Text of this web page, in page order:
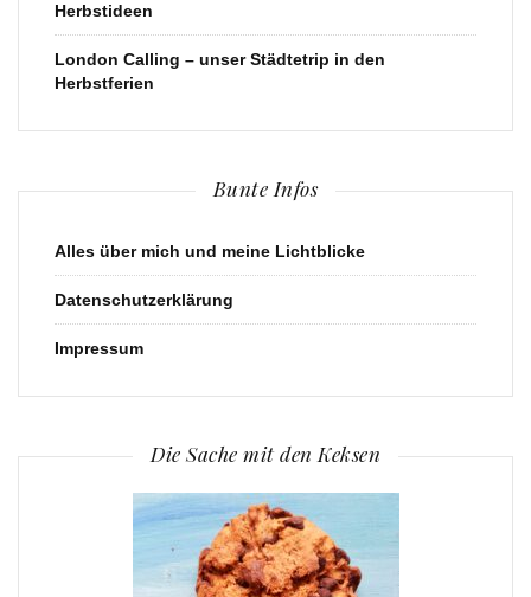
Herbstideen
London Calling – unser Städtetrip in den
Herbstferien
Bunte Infos
Alles über mich und meine Lichtblicke
Datenschutzerklärung
Impressum
Die Sache mit den Keksen